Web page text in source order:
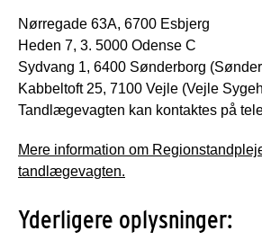
Nørregade 63A, 6700 Esbjerg
Heden 7, 3. 5000 Odense C
Sydvang 1, 6400 Sønderborg
Kabbeltoft 25, 7100 Vejle (Vejle
Tandlægevagten kan kontaktes på
Mere information om
tandlægevagten.
Yderligere oplysninger: